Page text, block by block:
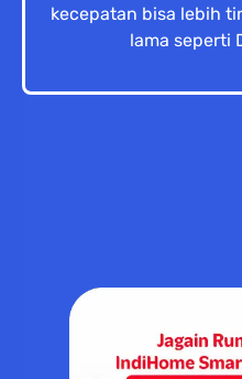
kecepatan bisa lebih
lama seperti